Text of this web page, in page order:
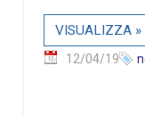
VISUALIZZA »
12/04/19